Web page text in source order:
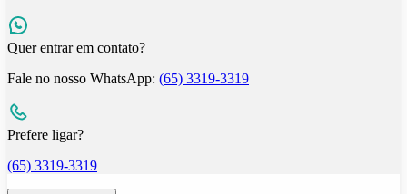
Quer entrar em contato?
Fale no nosso WhatsApp: (65) 3319-3319
Prefere ligar?
(65) 3319-3319